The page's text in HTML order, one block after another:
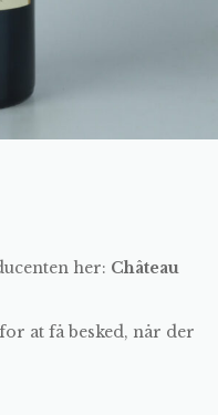
her: Château
at få besked, når der